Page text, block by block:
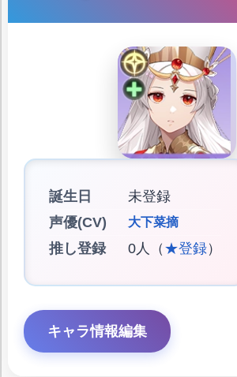
誕生日
未登録
声優(CV)
大下菜摘
推し登録 0人（ ★登録）
キャラ情報編集